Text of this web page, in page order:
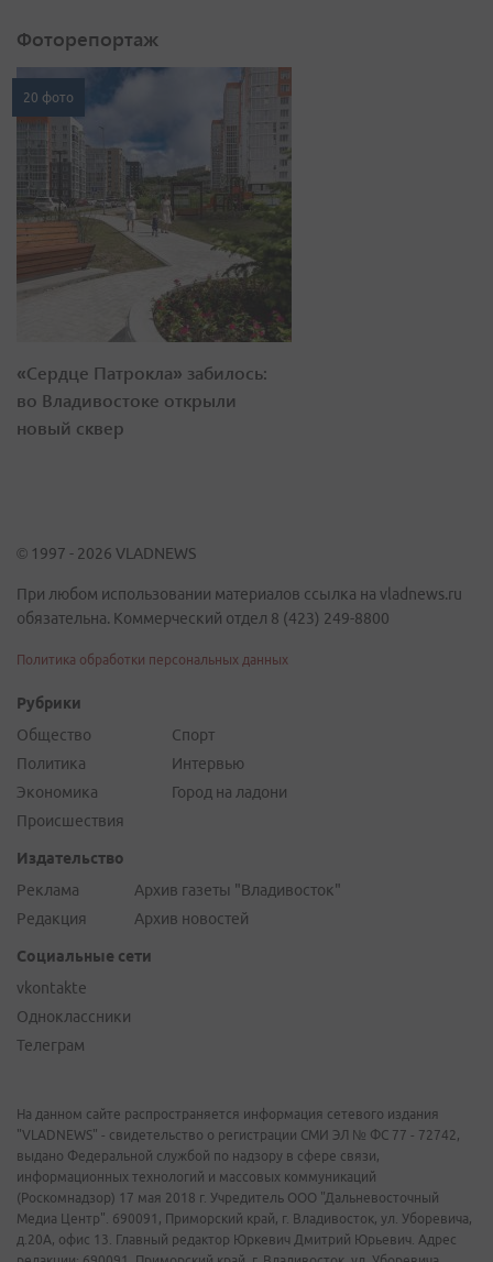
Фоторепортаж
20 фото
«Сердце Патрокла» забилось:
во Владивостоке открыли
новый сквер
© 1997 - 2026 VLADNEWS
При любом использовании материалов ссылка на vladnews.ru
обязательна. Коммерческий отдел 8 (423) 249-8800
Политика обработки персональных данных
Рубрики
Общество
Политика
Экономика
Происшествия
Спорт
Интервью
Город на ладони
Издательство
Реклама
Редакция
Архив газеты "Владивосток"
Архив новостей
Социальные сети
vkontakte
Одноклассники
Телеграм
На данном сайте распространяется информация сетевого издания
"VLADNEWS" - свидетельство о регистрации СМИ ЭЛ № ФС 77 - 72742,
выдано Федеральной службой по надзору в сфере связи,
информационных технологий и массовых коммуникаций
(Роскомнадзор) 17 мая 2018 г. Учредитель ООО "Дальневосточный
Медиа Центр". 690091, Приморский край, г. Владивосток, ул. Уборевича,
д.20А, офис 13. Главный редактор Юркевич Дмитрий Юрьевич. Адрес